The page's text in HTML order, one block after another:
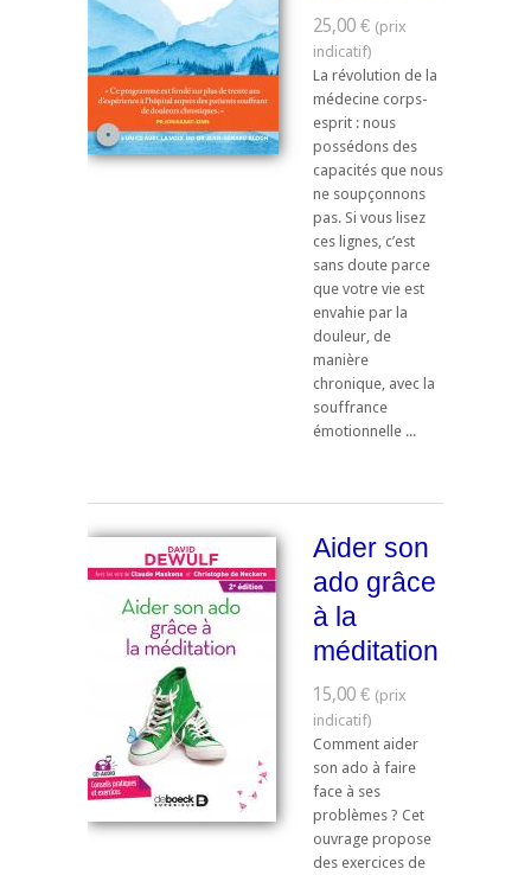
25,00 €
La révolution de la
médecine corps-
esprit : nous
possédons des
capacités que nous
ne soupçonnons
pas. Si vous lisez
ces lignes, c’est
sans doute parce
que votre vie est
envahie par la
douleur, de
manière
chronique, avec la
souffrance
émotionnelle ...
Aider son
ado grâce
à la
méditation
15,00 €
Comment aider
son ado à faire
face à ses
problèmes ? Cet
ouvrage propose
des exercices de